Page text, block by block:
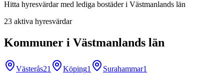
Hitta hyresvärdar med lediga bostäder i Västmanlands län
23 aktiva hyresvärdar
Kommuner i Västmanlands län
Västerås21 Köping1 Surahammar1